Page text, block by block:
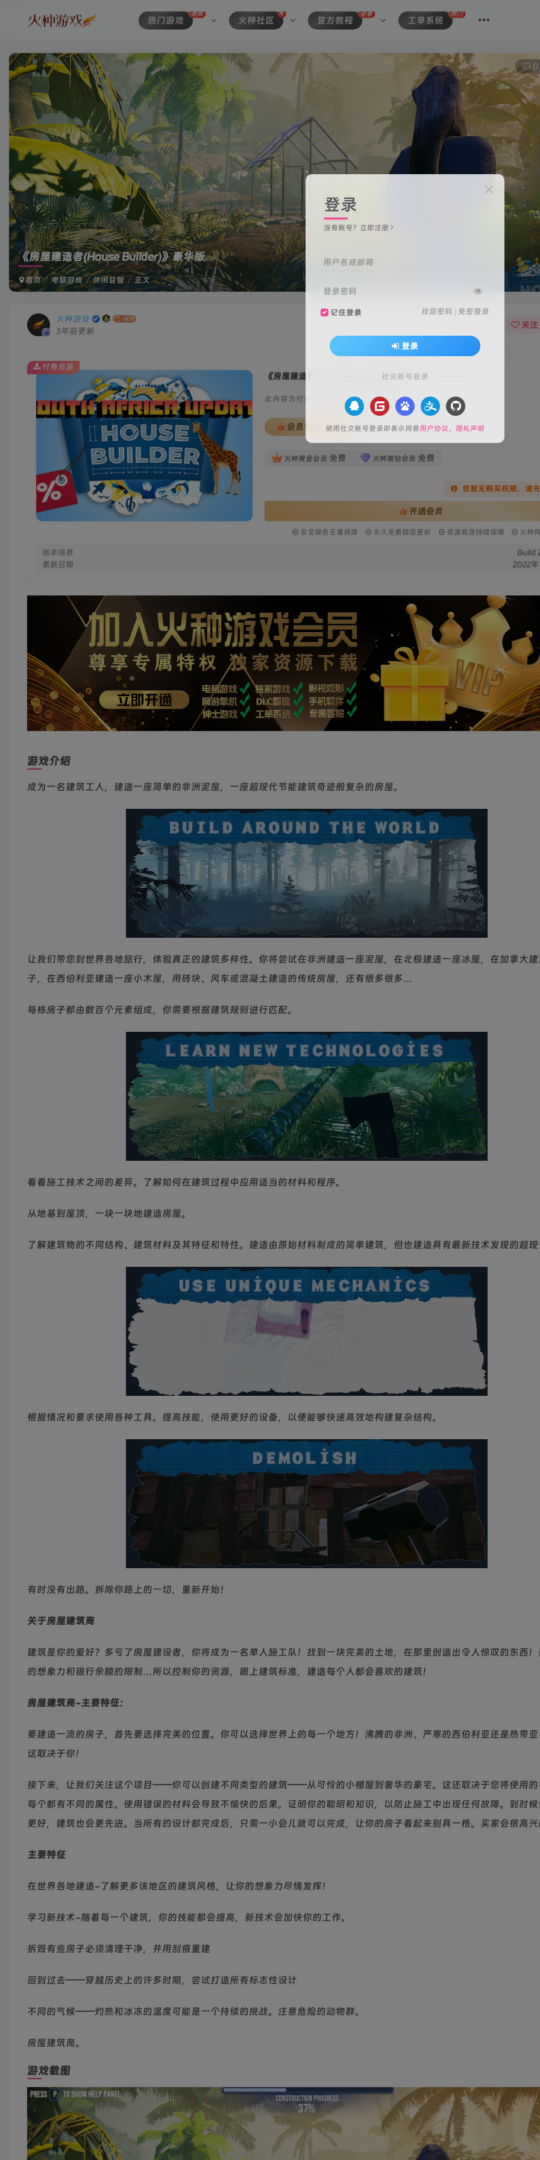
热门游戏
更新
火种社区 官方教程
必看
工单系统
热门
《房屋建造者(House Builder)》豪华版
首页 电脑游戏 休闲益智 正文
0
火种游戏
3年前更新
关注
《房屋建造者(House Builder)》豪华版
此内容为付费资源，请付费后查看
会员专属资源
火种黄金会员 免费 火种黑钻会员 免费
您暂无购买权限，请
开通会员
安全绿色无毒保障 永久免费稳定更新 资源有效持续保障 火种
版本信息
Build
更新日期
2022
付费资源
游戏介绍
成为一名建筑工人，建造一座简单的非洲泥屋，一座超现代节能建筑奇迹般复杂的房屋。
让我们带您到世界各地旅行，体验真正的建筑多样性。你将尝试在非洲建造一座泥屋，在北极建造一座冰屋，在加拿大
子，在西伯利亚建造一座小木屋，用砖块、风车或混凝土建造的传统房屋，还有很多很多…
每栋房子都由数百个元素组成，你需要根据建筑规则进行匹配。
看看施工技术之间的差异。了解如何在建筑过程中应用适当的材料和程序。
从地基到屋顶，一块一块地建造房屋。
了解建筑物的不同结构、建筑材料及其特征和特性。建造由原始材料制成的简单建筑，但也建造具有最新技术发现的超
根据情况和要求使用各种工具。提高技能，使用更好的设备，以便能够快速高效地构建复杂结构。
有时没有出路。拆除你路上的一切，重新开始！
关于房屋建筑商
建筑是你的爱好？多亏了房屋建设者，你将成为一名单人施工队！找到一块完美的土地，在那里创造出令人惊叹的东西
的想象力和银行余额的限制…所以控制你的资源，跟上建筑标准，建造每个人都会喜欢的建筑！
房屋建筑商-主要特征：
要建造一流的房子，首先要选择完美的位置。你可以选择世界上的每一个地方！沸腾的非洲、严寒的西伯利亚还是热带
这取决于你！
接下来，让我们关注这个项目——你可以创建不同类型的建筑——从可怜的小棚屋到奢华的豪宅。这还取决于您将使用的
每个都有不同的属性。使用错误的材料会导致不愉快的后果。证明你的聪明和知识，以防止施工中出现任何故障。到时
更好，建筑也会更先进。当所有的设计都完成后，只需一小会儿就可以完成，让你的房子看起来别具一格。买家会很高
主要特征
在世界各地建造-了解更多该地区的建筑风格，让你的想象力尽情发挥！
学习新技术-随着每一个建筑，你的技能都会提高，新技术会加快你的工作。
拆毁有些房子必须清理干净，并用刮痕重建
回到过去——穿越历史上的许多时期，尝试打造所有标志性设计
不同的气候——灼热和冰冻的温度可能是一个持续的挑战。注意危险的动物群。
房屋建筑商。
游戏截图
登录
没有账号？立即注册
用户名或邮箱
登录密码
记住登录 找回密码 | 免密登录
登录
社交账号登录
使用社交账号登录即表示同意用户协议、 隐私声明